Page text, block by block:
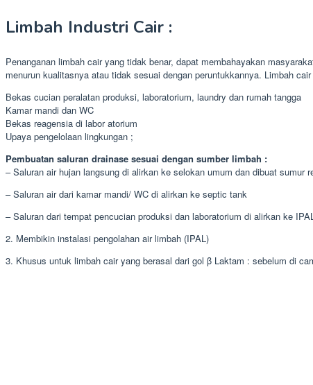
Limbah Industri Cair :
Penanganan limbah cair yang tidak benar, dapat membahayakan
menurun kualitasnya atau tidak sesuai dengan peruntukkannya. Limbah
Bekas cucian peralatan produksi, laboratorium, laundry dan rumah tangga
Kamar mandi dan WC
Bekas reagensia di labor atorium
Upaya pengelolaan lingkungan ;
Pembuatan saluran drainase sesuai dengan sumber limbah :
– Saluran air hujan langsung di alirkan ke selokan umum dan dibuat sumur
– Saluran air dari kamar mandi/ WC di alirkan ke septic tank
– Saluran dari tempat pencucian produksi dan laboratorium di alirkan ke
2. Membikin instalasi pengolahan air limbah (IPAL)
3. Khusus untuk limbah cair yang berasal dari gol β Laktam : sebelum di